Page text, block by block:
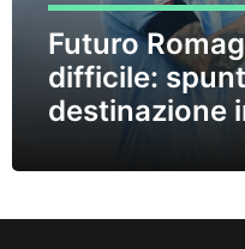
Futuro
difficile:
destinazione